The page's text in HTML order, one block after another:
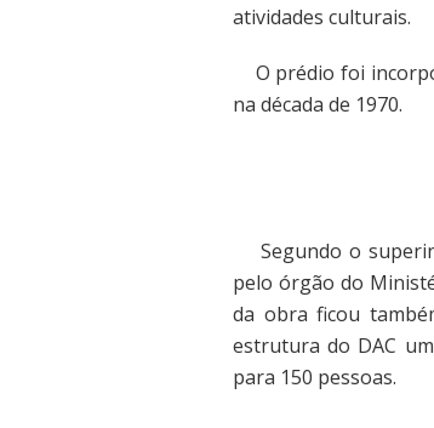
atividades culturais.
O prédio foi
na década de 1970.
Segundo o
pelo órgão do
da obra ficou
estrutura do DAC
para 150 pessoas.